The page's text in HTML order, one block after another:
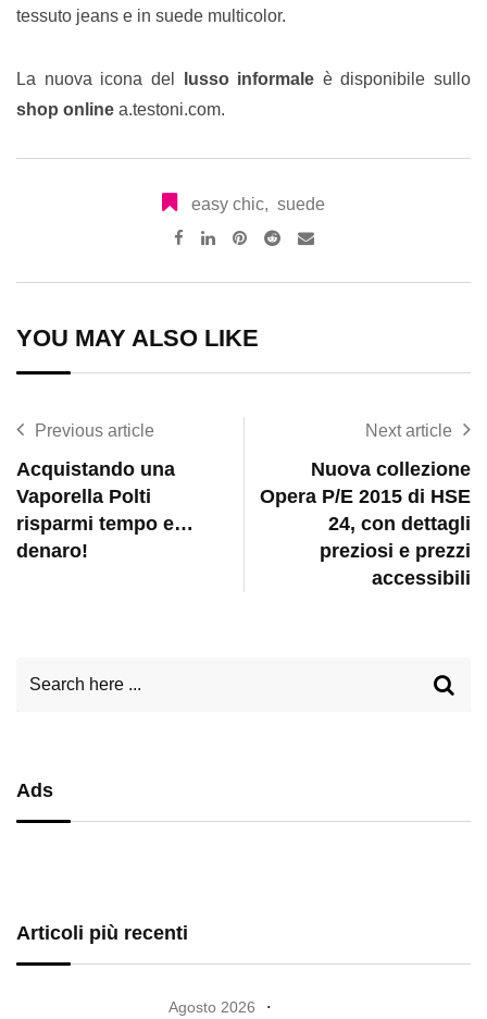
tessuto jeans e in suede multicolor.
La nuova icona del lusso informale è disponibile sullo
shop online a.testoni.com.
easy chic, suede
Pinterest
RedditShare
YOU MAY ALSO LIKE
Previous article
Acquistando una
Vaporella Polti
risparmi tempo e…
denaro!
Next article
Nuova collezione
Opera P/E 2015 di HSE
24, con dettagli
preziosi e prezzi
accessibili
Ads
Articoli più recenti
Agosto 2026